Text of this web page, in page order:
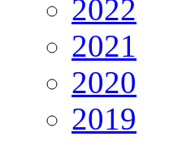
2022
2021
2020
2019